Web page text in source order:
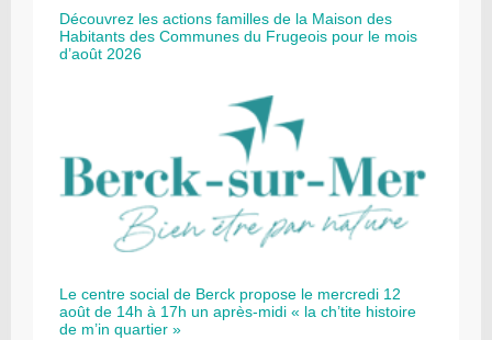
Découvrez les actions familles de la Maison des
Habitants des Communes du Frugeois pour le mois
d’août 2026
Le centre social de Berck propose le mercredi 12
août de 14h à 17h un après-midi « la ch’tite histoire
de m’in quartier »